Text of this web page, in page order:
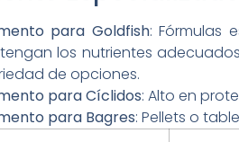
para Goldfish: Fórmulas
los nutrientes
de opciones.
para Cíclidos: Alto en
para Bagres: Pellets o